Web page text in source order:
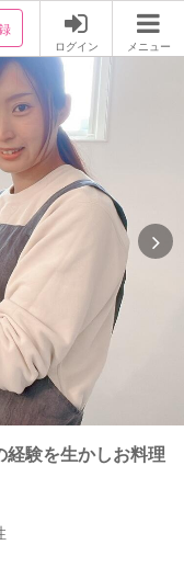
ログイン メニュー
験を生かしお料理